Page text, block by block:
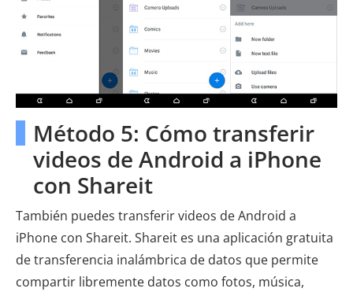
Método 5: Cómo transferir
videos de Android a iPhone
con Shareit
También puedes transferir videos de Android a
iPhone con Shareit. Shareit es una aplicación gratuita
de transferencia inalámbrica de datos que permite
compartir libremente datos como fotos, música,